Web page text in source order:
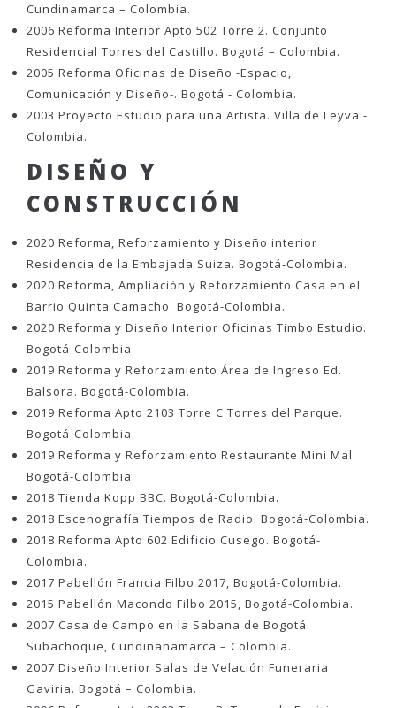
Cundinamarca – Colombia.
2006 Reforma Interior Apto 502 Torre 2. Conjunto
Residencial Torres del Castillo. Bogotá – Colombia.
2005 Reforma Oficinas de Diseño -Espacio,
Comunicación y Diseño-. Bogotá - Colombia.
2003 Proyecto Estudio para una Artista. Villa de Leyva -
Colombia.
DISEÑO Y
CONSTRUCCIÓN
2020 Reforma, Reforzamiento y Diseño interior
Residencia de la Embajada Suiza. Bogotá-Colombia.
2020 Reforma, Ampliación y Reforzamiento Casa en el
Barrio Quinta Camacho. Bogotá-Colombia.
2020 Reforma y Diseño Interior Oficinas Timbo Estudio.
Bogotá-Colombia.
2019 Reforma y Reforzamiento Área de Ingreso Ed.
Balsora. Bogotá-Colombia.
2019 Reforma Apto 2103 Torre C Torres del Parque.
Bogotá-Colombia.
2019 Reforma y Reforzamiento Restaurante Mini Mal.
Bogotá-Colombia.
2018 Tienda Kopp BBC. Bogotá-Colombia.
2018 Escenografía Tiempos de Radio. Bogotá-Colombia.
2018 Reforma Apto 602 Edificio Cusego. Bogotá-
Colombia.
2017 Pabellón Francia Filbo 2017, Bogotá-Colombia.
2015 Pabellón Macondo Filbo 2015, Bogotá-Colombia.
2007 Casa de Campo en la Sabana de Bogotá.
Subachoque, Cundinanamarca – Colombia.
2007 Diseño Interior Salas de Velación Funeraria
Gaviria. Bogotá – Colombia.